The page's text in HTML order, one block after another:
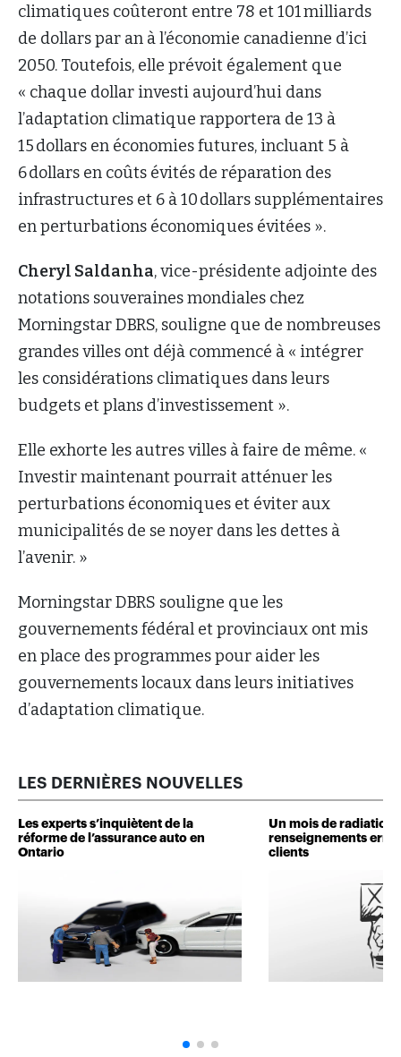
climatiques coûteront entre 78 et 101 milliards
de dollars par an à l’économie canadienne d’ici
2050. Toutefois, elle prévoit également que
« chaque dollar investi aujourd’hui dans
l’adaptation climatique rapportera de 13 à
15 dollars en économies futures, incluant 5 à
6 dollars en coûts évités de réparation des
infrastructures et 6 à 10 dollars supplémentaires
en perturbations économiques évitées ».
Cheryl Saldanha, vice-présidente adjointe des
notations souveraines mondiales chez
Morningstar DBRS, souligne que de nombreuses
grandes villes ont déjà commencé à « intégrer
les considérations climatiques dans leurs
budgets et plans d’investissement ».
Elle exhorte les autres villes à faire de même. «
Investir maintenant pourrait atténuer les
perturbations économiques et éviter aux
municipalités de se noyer dans les dettes à
l’avenir. »
Morningstar DBRS souligne que les
gouvernements fédéral et provinciaux ont mis
en place des programmes pour aider les
gouvernements locaux dans leurs initiatives
d’adaptation climatique.
LES DERNIÈRES NOUVELLES
Les experts s’inquiètent de la
réforme de l’assurance auto en
Ontario
Un mois de radiation
renseignements
clients